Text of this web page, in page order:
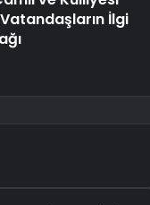
İlgi